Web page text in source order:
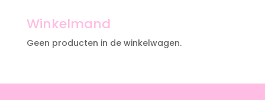
Winkelmand
Geen producten in de winkelwagen.